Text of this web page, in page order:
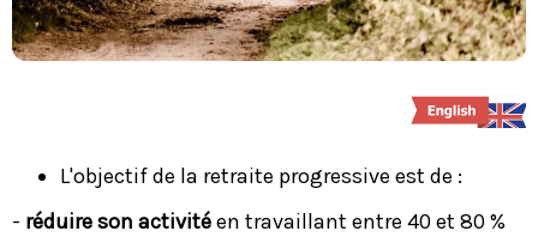
L'objectif de la retraite progressive est de :
- réduire son activitéen travaillant entre 40 et 80 %